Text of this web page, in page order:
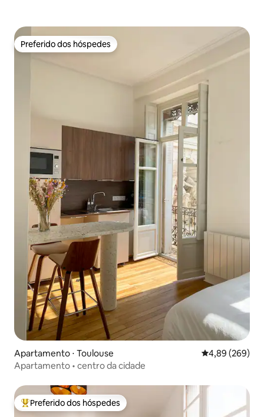
Preferido dos hóspedes
Preferido dos hóspedes
Apartamento ⋅ Toulouse 4,89 de uma
4,89 (269)
Apartamento • centro da cidade
Entre os melhores preferidos dos hóspedes
Preferido dos hóspedes